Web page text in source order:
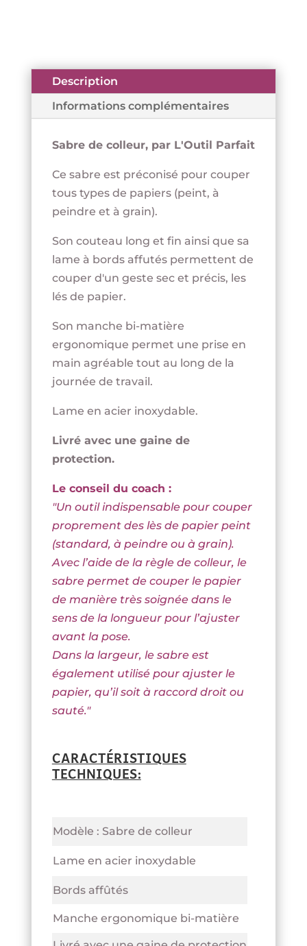
Description
Informations complémentaires
Sabre de colleur, par L'Outil Parfait
Ce sabre est préconisé pour couper
tous types de papiers (peint, à
peindre et à grain).
Son couteau long et fin ainsi que sa
lame à bords affutés permettent de
couper d'un geste sec et précis, les
lés de papier.
Son manche bi-matière
ergonomique permet une prise en
main agréable tout au long de la
journée de travail.
Lame en acier inoxydable.
Livré avec une gaine de
protection.
Le conseil du coach :
"Un outil indispensable pour couper
proprement des lès de papier peint
(standard, à peindre ou à grain).
Avec l’aide de la règle de colleur, le
sabre permet de couper le papier
de manière très soignée dans le
sens de la longueur pour l’ajuster
avant la pose.
Dans la largeur, le sabre est
également utilisé pour ajuster le
papier, qu’il soit à raccord droit ou
sauté."
CARACTÉRISTIQUES
TECHNIQUES:
Modèle : Sabre de colleur
Lame en acier inoxydable
Bords affûtés
Manche ergonomique bi-matière